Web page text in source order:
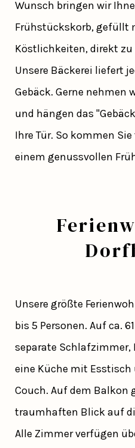
Wunsch bringen wir
Frühstückskorb, gefüllt
Köstlichkeiten, direkt
Unsere Bäckerei liefert
Gebäck. Gerne nehmen
und hängen das
Ihre Tür. So kommen
einem genussvollen
Unsere größte
bis 5 Personen. Auf ca.
separate Schlafzimmer,
eine Küche mit
Couch. Auf dem Balkon
traumhaften Blick auf
Alle Zimmer verfügen